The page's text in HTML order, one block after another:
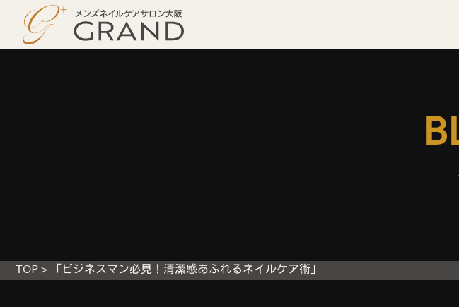
TOP> 「ビジネスマン必見！清潔感あふれるネイルケア術」